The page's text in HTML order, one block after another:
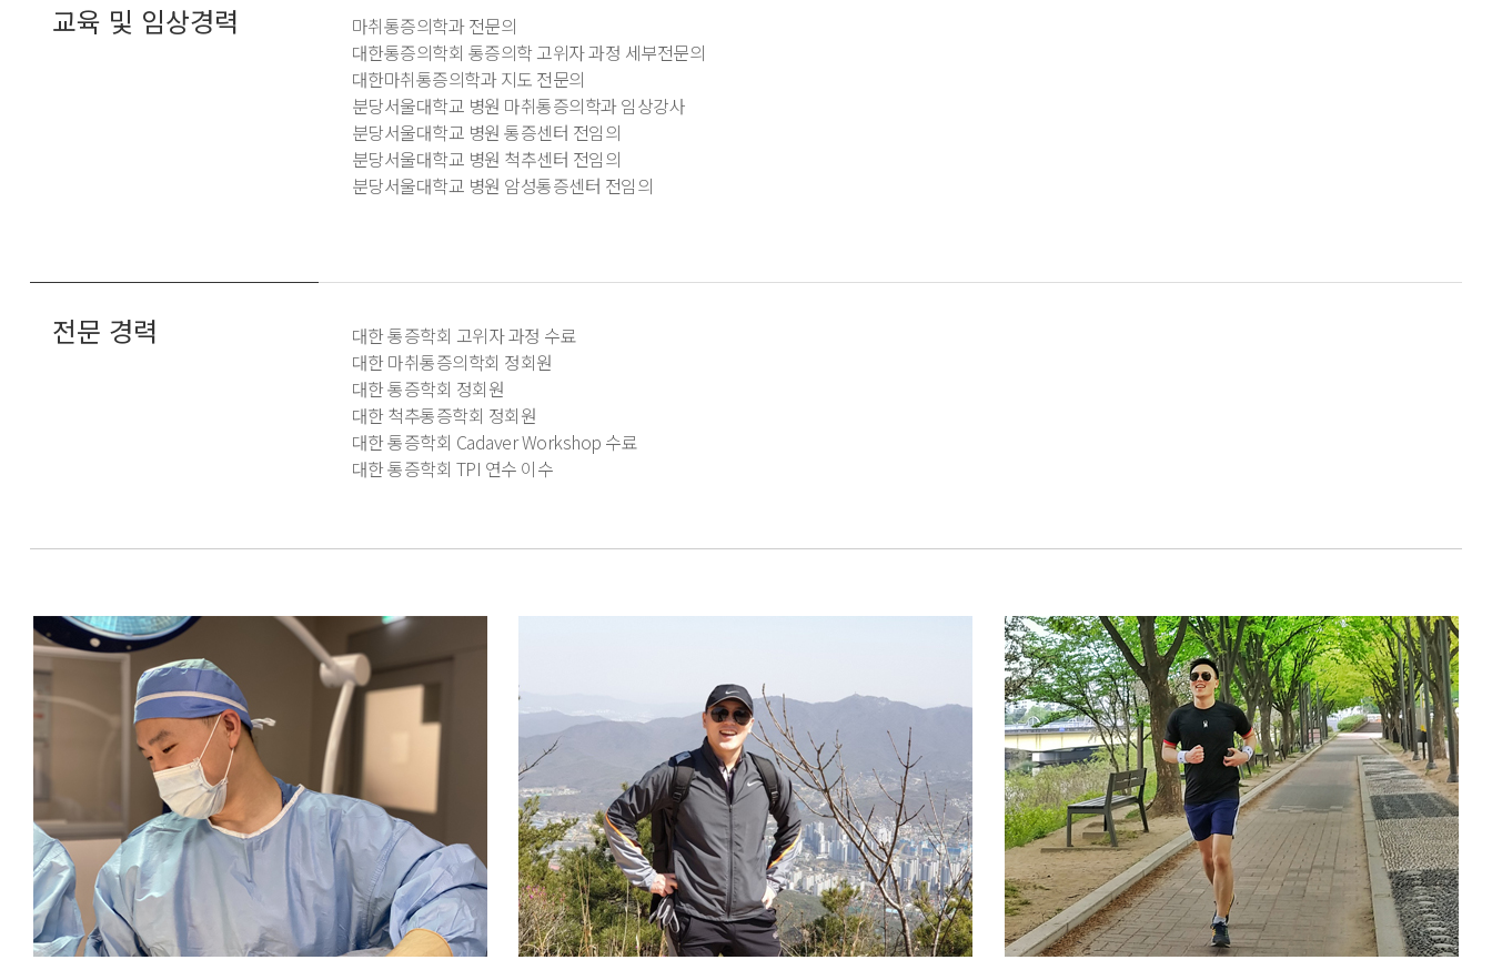
교육 및 임상경력
마취통증의학과 전문의
대한통증의학회 통증의학 고위자 과정 세부전문의
대한마취통증의학과 지도 전문의
분당서울대학교 병원 마취통증의학과 임상강사
분당서울대학교 병원 통증센터 전임의
분당서울대학교 병원 척추센터 전임의
분당서울대학교 병원 암성통증센터 전임의
전문 경력
대한 통증학회 고위자 과정 수료
대한 마취통증의학회 정회원
대한 통증학회 정회원
대한 척추통증학회 정회원
대한 통증학회 Cadaver Workshop 수료
대한 통증학회 TPI 연수 이수